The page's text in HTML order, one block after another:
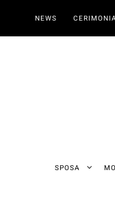
NEWS
SPOSA